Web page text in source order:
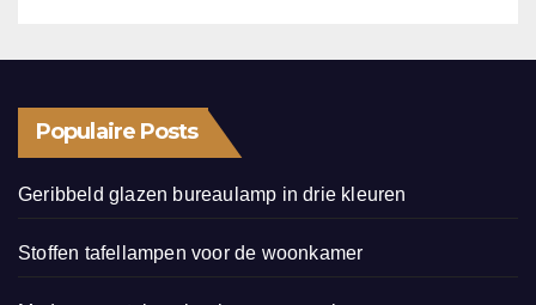
Populaire Posts
Geribbeld glazen bureaulamp in drie kleuren
Stoffen tafellampen voor de woonkamer